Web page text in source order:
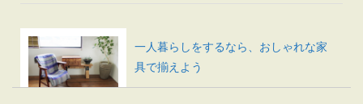
一人暮らしをするなら、おしゃれな家
具で揃えよう